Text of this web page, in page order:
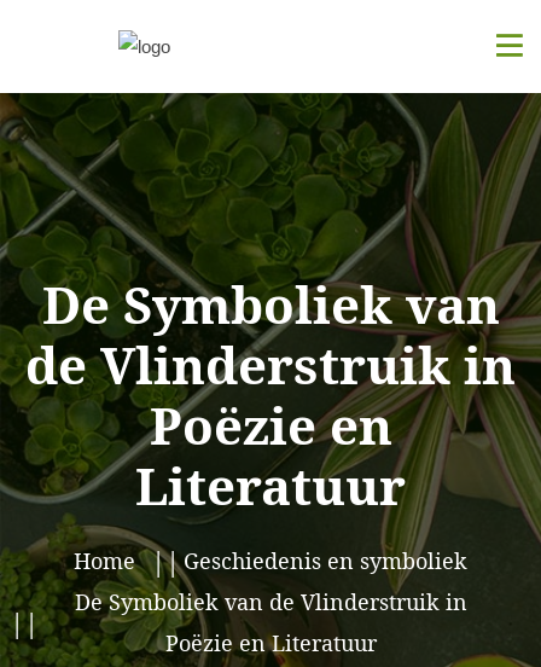
De Symboliek van
de Vlinderstruik in
Poëzie en
Literatuur
Home
Geschiedenis en symboliek
De Symboliek van de Vlinderstruik in
Poëzie en Literatuur